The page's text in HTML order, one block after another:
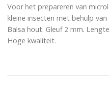
Voor het prepareren van
kleine insecten met behulp
Balsa hout. Gleuf 2 mm.
Hoge kwaliteit.